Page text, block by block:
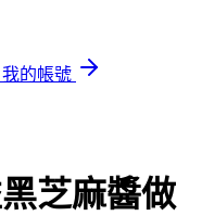
我的帳號
芝麻醬做